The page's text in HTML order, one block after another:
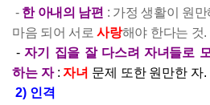
- 한 아내의 남편 : 가정 생활이 원
마음 되어 서로사랑해야 한다는 것.
-자기 집을 잘 다스려 자녀들로
하는 자:자녀 문제 또한 원만한 자.
2) 인격